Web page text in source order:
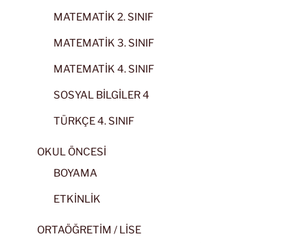
MATEMATİK 2. SINIF
MATEMATİK 3. SINIF
MATEMATİK 4. SINIF
SOSYAL BİLGİLER 4
TÜRKÇE 4. SINIF
OKUL ÖNCESİ
BOYAMA
ETKİNLİK
ORTAÖĞRETİM / LİSE